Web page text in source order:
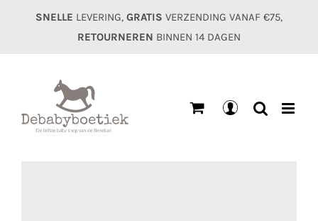
SNELLE LEVERING, GRATIS VERZENDING VANAF €75,
RETOURNEREN BINNEN 14 DAGEN